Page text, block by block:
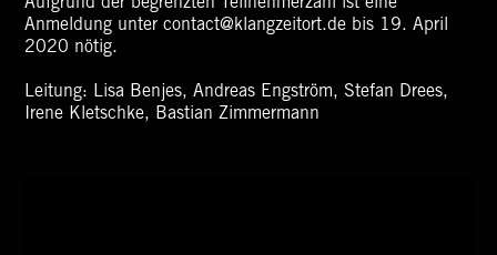
Anmeldung unter contact@klangzeitort.de bis 19. April
2020 nötig.
Leitung: Lisa Benjes, Andreas Engström, Stefan Drees,
Irene Kletschke, Bastian Zimmermann